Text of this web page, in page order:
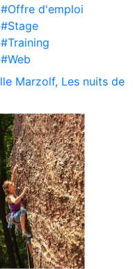
#Offre d'emploi
#Stage
#Training
#Web
Marzolf, Les nuits de